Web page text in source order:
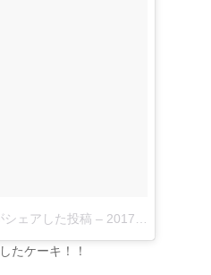
ェアした投稿 – 2017 4月 3 2:36午後 PDT|
たケーキ！！